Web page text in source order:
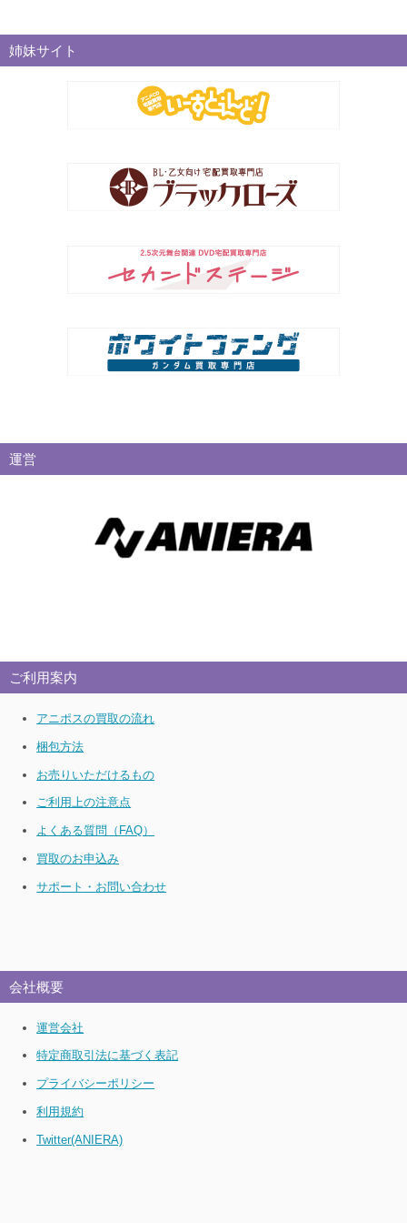
姉妹サイト
運営
ご利用案内
アニポスの買取の流れ
梱包方法
お売りいただけるもの
ご利用上の注意点
よくある質問（FAQ）
買取のお申込み
サポート・お問い合わせ
会社概要
運営会社
特定商取引法に基づく表記
プライバシーポリシー
利用規約
Twitter(ANIERA)